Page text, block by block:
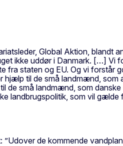
Global Aktion, blandt
ikke uddør i Danmark. […] Vi
fra staten og EU. Og vi forstår
til de små landmænd, som
de små landmænd, som danske
landbrugspolitik, som vil gælde
de kommende